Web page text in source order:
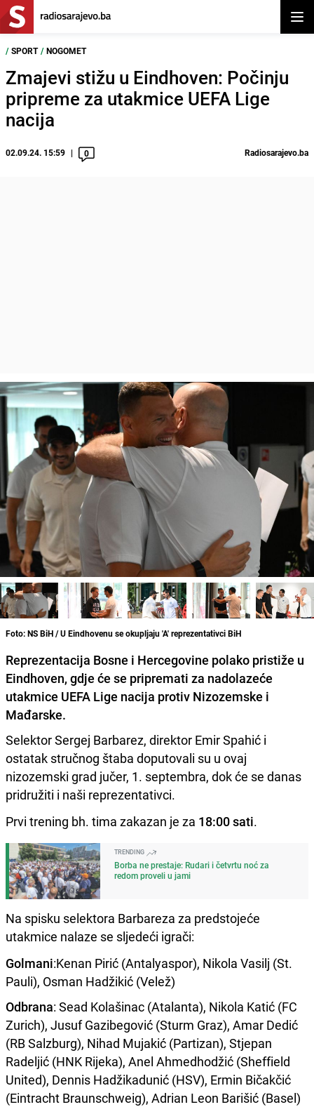
/ SPORT / NOGOMET
Zmajevi stižu u Eindhoven: Počinju
pripreme za utakmice UEFA Lige
nacija
02.09.24. 15:59 0 Radiosarajevo.ba
Foto: NS BiH / U Eindhovenu se okupljaju 'A' reprezentativci BiH
Reprezentacija Bosne i Hercegovine polako pristiže u
Eindhoven, gdje će se pripremati za nadolazeće
utakmice UEFA Lige nacija protiv Nizozemske i
Mađarske.
Selektor Sergej Barbarez, direktor Emir Spahić i
ostatak stručnog štaba doputovali su u ovaj
nizozemski grad jučer, 1. septembra, dok će se danas
pridružiti i naši reprezentativci.
Prvi trening bh. tima zakazan je za 18:00 sati.
TRENDING
Borba ne prestaje: Rudari i četvrtu noć za
redom proveli u jami
Na spisku selektora Barbareza za predstojeće
utakmice nalaze se sljedeći igrači:
Golmani:Kenan Pirić (Antalyaspor), Nikola Vasilj (St.
Pauli), Osman Hadžikić (Velež)
Odbrana: Sead Kolašinac (Atalanta), Nikola Katić (FC
Zurich), Jusuf Gazibegović (Sturm Graz), Amar Dedić
(RB Salzburg), Nihad Mujakić (Partizan), Stjepan
Radeljić (HNK Rijeka), Anel Ahmedhodžić (Sheffield
United), Dennis Hadžikadunić (HSV), Ermin Bičakčić
(Eintracht Braunschweig), Adrian Leon Barišić (Basel)